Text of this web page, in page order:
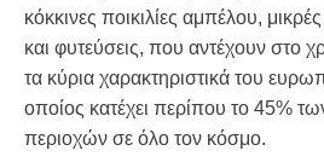
κόκκινες ποικιλίες αμπέλου,
και φυτεύσεις, που αντέχουν στο
τα κύρια χαρακτηριστικά του
οποίος κατέχει περίπου το 45%
περιοχών σε όλο τον κόσμο.